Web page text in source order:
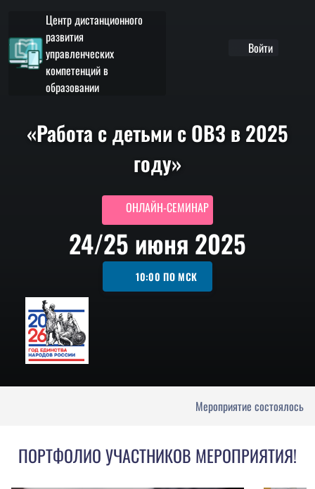
Центр дистанционного
развития
управленческих
компетенций в
образовании
Войти
«Работа с детьми с ОВЗ в 2025
году»
ОНЛАЙН-СЕМИНАР
24/25 июня 2025
10:00 ПО МСК
Мероприятие состоялось
ПОРТФОЛИО УЧАСТНИКОВ МЕРОПРИЯТИЯ!